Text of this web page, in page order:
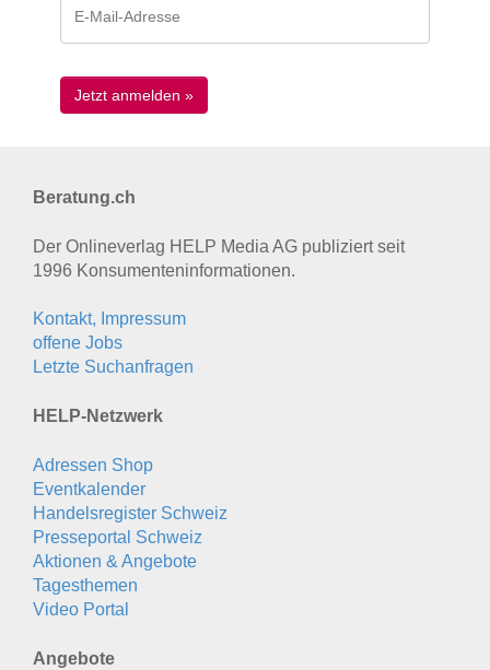
Beratung.ch
Der Onlineverlag HELP Media AG publiziert seit
1996 Konsumenten­informationen.
Kontakt, Impressum
offene Jobs
Letzte Suchanfragen
HELP-Netzwerk
Adressen Shop
Eventkalender
Handelsregister Schweiz
Presseportal Schweiz
Aktionen & Angebote
Tagesthemen
Video Portal
Angebote